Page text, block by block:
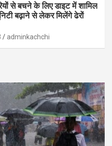
से बचने के लिए डाइट में शामिल
बढ़ाने से लेकर मिलेंगे ढेरों
adminkachchi